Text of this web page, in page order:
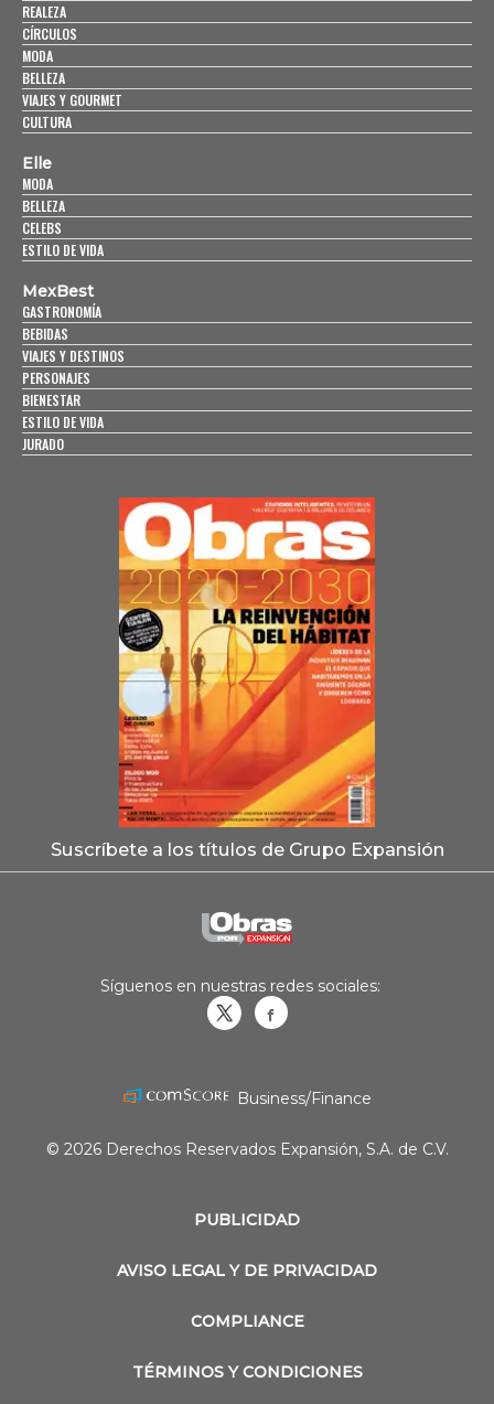
REALEZA
CÍRCULOS
MODA
BELLEZA
VIAJES Y GOURMET
CULTURA
Elle
MODA
BELLEZA
CELEBS
ESTILO DE VIDA
MexBest
GASTRONOMÍA
BEBIDAS
VIAJES Y DESTINOS
PERSONAJES
BIENESTAR
ESTILO DE VIDA
JURADO
Suscríbete a los títulos de Grupo Expansión
PUBLICIDAD
AVISO LEGAL Y DE PRIVACIDAD
COMPLIANCE
TÉRMINOS Y CONDICIONES
Síguenos en nuestras redes sociales:
Business/Finance
© 2026 Derechos Reservados Expansión, S.A. de C.V.